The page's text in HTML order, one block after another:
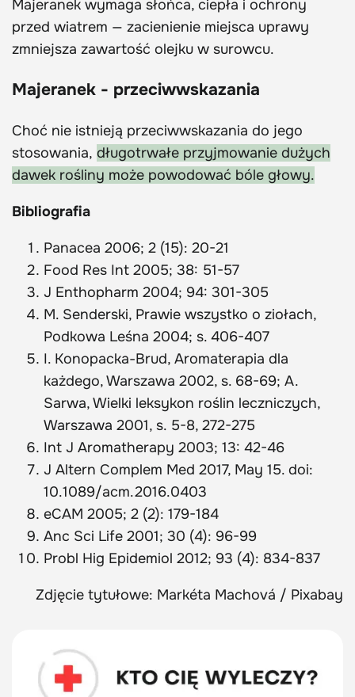
Majeranek wymaga słońca, ciepła i ochrony
przed wiatrem — zacienienie miejsca uprawy
zmniejsza zawartość olejku w surowcu.
Majeranek - przeciwwskazania
Choć nie istnieją przeciwwskazania do jego
stosowania, długotrwałe przyjmowanie dużych
dawek rośliny może powodować bóle głowy.
Bibliografia
Panacea 2006; 2 (15): 20-21
Food Res Int 2005; 38: 51-57
J Enthopharm 2004; 94: 301-305
M. Senderski, Prawie wszystko o ziołach,
Podkowa Leśna 2004; s. 406-407
I. Konopacka-Brud, Aromaterapia dla
każdego, Warszawa 2002, s. 68-69; A.
Sarwa, Wielki leksykon roślin leczniczych,
Warszawa 2001, s. 5-8, 272-275
Int J Aromatherapy 2003; 13: 42-46
J Altern Complem Med 2017, May 15. doi:
10.1089/acm.2016.0403
eCAM 2005; 2 (2): 179-184
Anc Sci Life 2001; 30 (4): 96-99
Probl Hig Epidemiol 2012; 93 (4): 834-837
Zdjęcie tytułowe: Markéta Machová / Pixabay